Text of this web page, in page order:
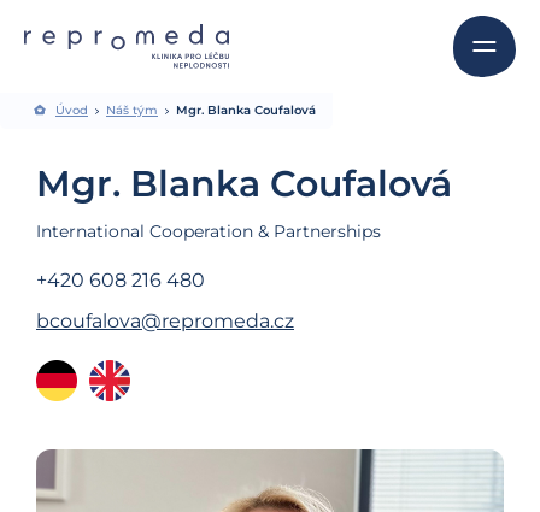
Úvod Náš tým Mgr. Blanka Coufalová
Mgr. Blanka Coufalová
International Cooperation & Partnerships
+420 608 216 480
bcoufalova@repromeda.cz